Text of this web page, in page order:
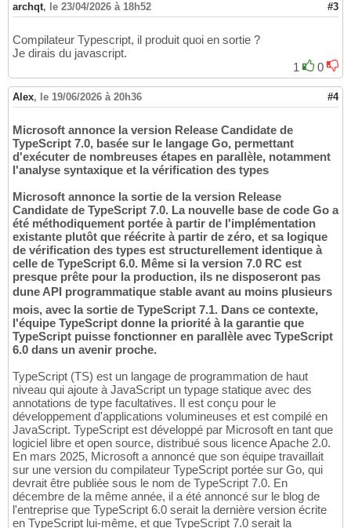
archqt, le 23/04/2026 à 18h52 #3
Compilateur Typescript, il produit quoi en sortie ?
Je dirais du javascript.
1
0
Alex, le 19/06/2026 à 20h36 #4
Microsoft annonce la version Release Candidate de
TypeScript 7.0, basée sur le langage Go, permettant
d'exécuter de nombreuses étapes en parallèle, notamment
l'analyse syntaxique et la vérification des types
Microsoft annonce la sortie de la version Release
Candidate de TypeScript 7.0. La nouvelle base de code Go a
été méthodiquement portée à partir de l'implémentation
existante plutôt que réécrite à partir de zéro, et sa logique
de vérification des types est structurellement identique à
celle de TypeScript 6.0. Même si la version 7.0 RC est
presque prête pour la production, ils ne disposeront pas
dune API programmatique stable avant au moins plusieurs
mois, avec la sortie de TypeScript 7.1. Dans ce contexte,
l'équipe TypeScript donne la priorité à la garantie que
TypeScript puisse fonctionner en parallèle avec TypeScript
6.0 dans un avenir proche.
TypeScript (TS) est un langage de programmation de haut
niveau qui ajoute à JavaScript un typage statique avec des
annotations de type facultatives. Il est conçu pour le
développement d'applications volumineuses et est compilé en
JavaScript. TypeScript est développé par Microsoft en tant que
logiciel libre et open source, distribué sous licence Apache 2.0.
En mars 2025, Microsoft a annoncé que son équipe travaillait
sur une version du compilateur TypeScript portée sur Go, qui
devrait être publiée sous le nom de TypeScript 7.0. En
décembre de la même année, il a été annoncé sur le blog de
l'entreprise que TypeScript 6.0 serait la dernière version écrite
en TypeScript lui-même, et que TypeScript 7.0 serait la